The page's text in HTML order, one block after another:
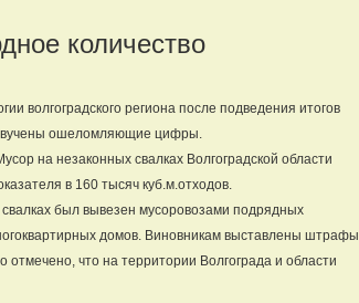
количество
волгоградского региона после подведения итогов
ошеломляющие цифры.
на незаконных свалках Волгоградской области
в 160 тысяч куб.м.отходов.
был вывезен мусоровозами подрядных
домов. Виновникам выставлены штрафы
что на территории Волгограда и области